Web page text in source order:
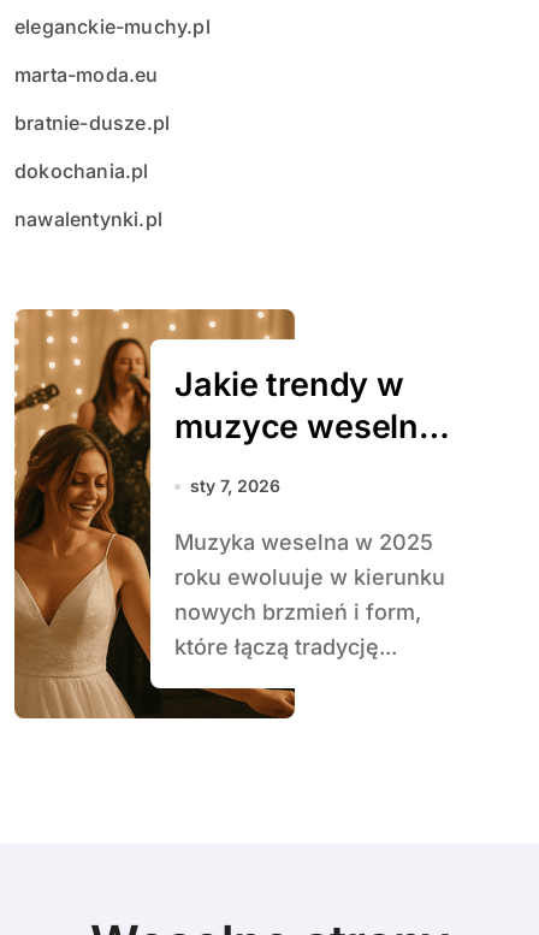
eleganckie-muchy.pl
marta-moda.eu
bratnie-dusze.pl
dokochania.pl
nawalentynki.pl
Jakie trendy w
muzyce weselnej
królują w 2025
sty 7, 2026
Muzyka weselna w 2025
roku ewoluuje w kierunku
nowych brzmień i form,
które łączą tradycję...